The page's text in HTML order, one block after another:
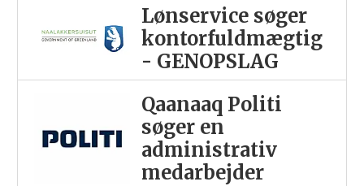
Lønservice søger
kontorfuldmægtig
- GENOPSLAG
Qaanaaq Politi
søger en
administrativ
medarbejder